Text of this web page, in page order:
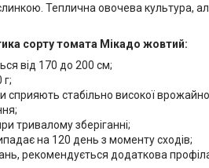
Теплична овочева культура,
сорту томата Мікадо жовтий:
від 170 до 200 см;
сприяють стабільно високої
тривалому зберіганні;
на 120 день з моменту сходів;
рекомендується додаткова